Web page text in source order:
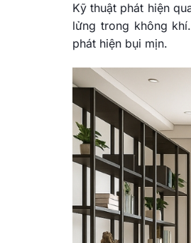
Kỹ thuật phát hiện
lửng trong không
phát hiện bụi mịn.